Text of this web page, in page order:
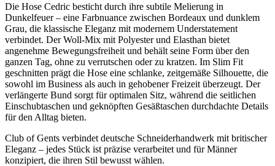
Die Hose Cedric besticht durch ihre subtile Melierung in
Dunkelfeuer – eine Farbnuance zwischen Bordeaux und dunklem
Grau, die klassische Eleganz mit modernem Understatement
verbindet. Der Woll-Mix mit Polyester und Elasthan bietet
angenehme Bewegungsfreiheit und behält seine Form über den
ganzen Tag, ohne zu verrutschen oder zu kratzen. Im Slim Fit
geschnitten prägt die Hose eine schlanke, zeitgemäße Silhouette, die
sowohl im Business als auch in gehobener Freizeit überzeugt. Der
verlängerte Bund sorgt für optimalen Sitz, während die seitlichen
Einschubtaschen und geknöpften Gesäßtaschen durchdachte Details
für den Alltag bieten.
Club of Gents verbindet deutsche Schneiderhandwerk mit britischer
Eleganz – jedes Stück ist präzise verarbeitet und für Männer
konzipiert, die ihren Stil bewusst wählen.